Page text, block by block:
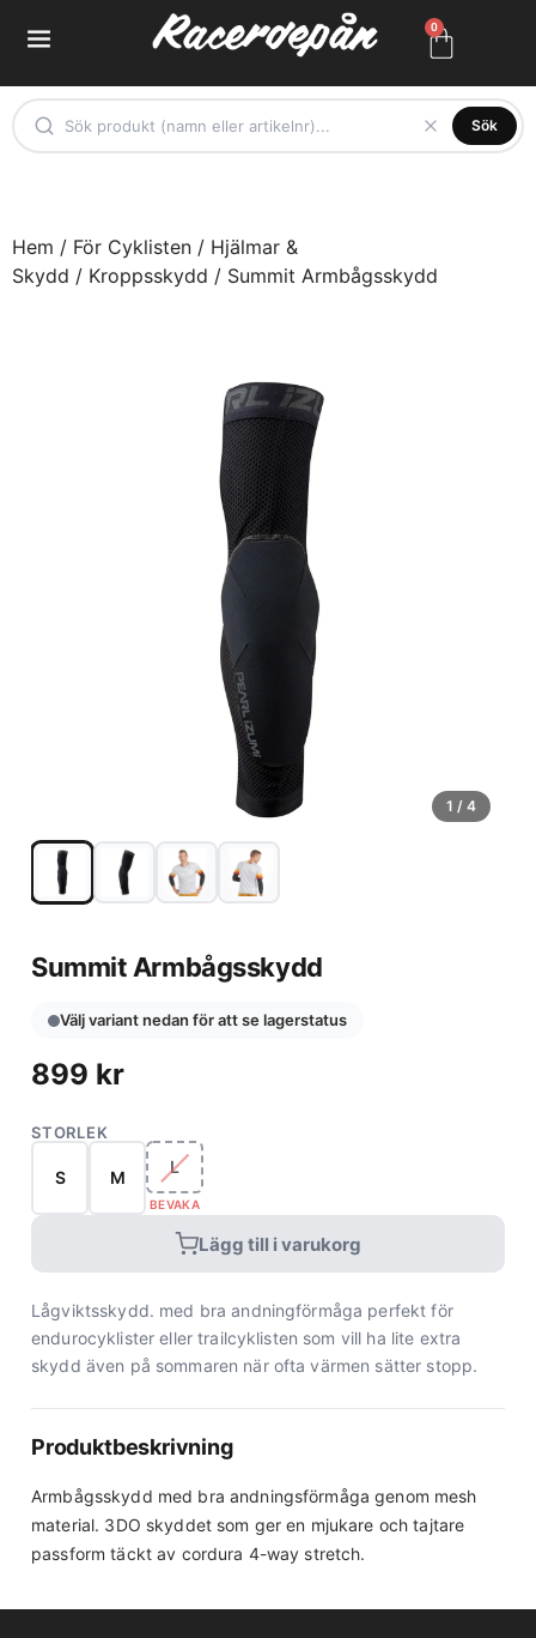
0
Sök
Hem / För Cyklisten / Hjälmar &
Skydd / Kroppsskydd / Summit Armbågsskydd
1 / 4
Summit Armbågsskydd
Välj variant nedan för att se lagerstatus
899 kr
STORLEK
S M
L
BEVAKA
Lägg till i varukorg
Lågviktsskydd. med bra andningförmåga perfekt för
endurocyklister eller trailcyklisten som vill ha lite extra
skydd även på sommaren när ofta värmen sätter stopp.
Produktbeskrivning
Armbågsskydd med bra andningsförmåga genom mesh
material. 3DO skyddet som ger en mjukare och tajtare
passform täckt av cordura 4-way stretch.